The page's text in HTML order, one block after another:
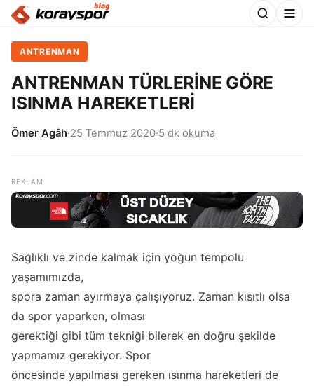
ANTRENMAN
ANTRENMAN TÜRLERİNE GÖRE
ISINMA HAREKETLERİ
Ömer Agâh·25 Temmuz 2020·5 dk okuma
Sağlıklı ve zinde kalmak için yoğun tempolu
yaşamımızda,
spora zaman ayırmaya çalışıyoruz. Zaman kısıtlı olsa
da spor yaparken, olması
gerektiği gibi tüm tekniği bilerek en doğru şekilde
yapmamız gerekiyor. Spor
öncesinde yapılması gereken ısınma hareketleri de